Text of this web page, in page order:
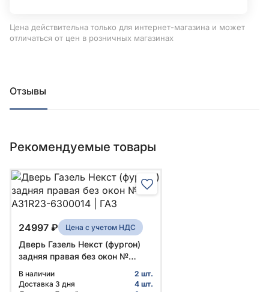
Цена действительна только для интернет-магазина и может
отличаться от цен в розничных магазинах
Отзывы
Рекомендуемые товары
24997 ₽ Цена с учетом НДС
Дверь Газель Некст (фургон)
задняя правая без окон №
В наличии
2 шт.
Доставка 3 дня
4 шт.